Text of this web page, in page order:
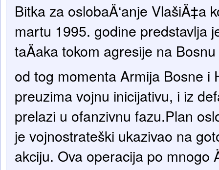
Bitka za oslobaÄ‘anje VlašiÄ‡a
martu 1995. godine predstavlja
taÄaka tokom agresije na
od tog momenta Armija Bosne i
preuzima vojnu inicijativu, i iz
prelazi u ofanzivnu fazu.Plan
je vojnostrateški ukazivao na
akciju. Ova operacija po mnogo